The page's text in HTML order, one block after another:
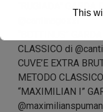
“RUGIADA”
CLASSICO di
CUVE’E EXTRA
METODO
“MAXIMILIAN I”
This